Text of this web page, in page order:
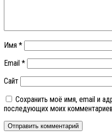
Имя *
Email *
Сайт
Сохранить моё имя, email и
последующих моих